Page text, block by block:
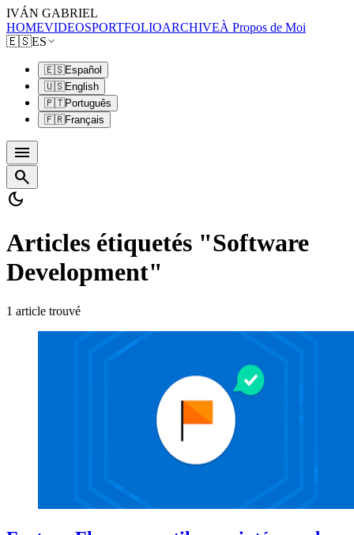
IVÁN GABRIEL
HOMEVIDEOSPORTFOLIOARCHIVEÀ Propos de Moi
🇪🇸ES
🇪🇸Español
🇺🇸English
🇵🇹Português
🇫🇷Français
menu
search
dark_mode
Articles étiquetés "Software
Development"
1 article trouvé